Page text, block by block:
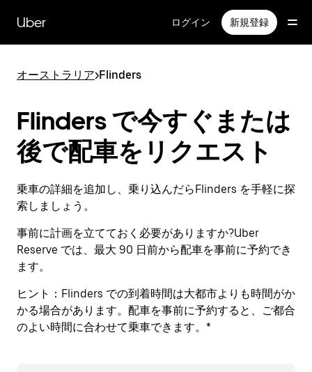
Uber ログイン 新規登録
オーストラリア>Flinders
Flinders で今すぐまたは
後で配車をリクエスト
乗車の詳細を追加し、乗り込んだらFlinders を手軽に探
索しましょう。
事前に計画を立てておく必要がありますか?Uber
Reserve では、最大 90 日前から配車を事前に予約でき
ます。
ヒント： Flinders での到着時間は大都市よりも時間がか
かる場合があります。配車を事前に予約すると、ご都合
のよい時間に合わせて乗車できます。*